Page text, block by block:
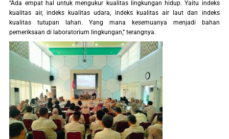
“Ada empat hal untuk mengukur kualitas lingkungan hidup. Yaitu indeks
kualitas air, indeks kualitas udara, indeks kualitas air laut dan indeks
kualitas tutupan lahan. Yang mana kesemuanya menjadi bahan
pemeriksaan di laboratorium lingkungan,” terangnya.